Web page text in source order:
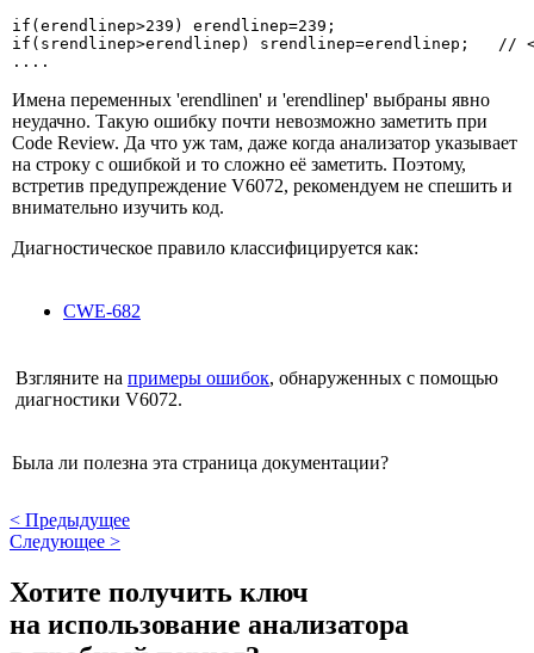
if(erendlinep>239) erendlinep=239;
if(srendlinep>erendlinep) srendlinep=erendlinep;   //
....
Имена переменных 'erendlinen' и 'erendlinep' выбраны явно
неудачно. Такую ошибку почти невозможно заметить при
Code Review. Да что уж там, даже когда анализатор указывает
на строку с ошибкой и то сложно её заметить. Поэтому,
встретив предупреждение V6072, рекомендуем не спешить и
внимательно изучить код.
Диагностическое правило классифицируется как:
CWE-682
Взгляните на примеры ошибок, обнаруженных с помощью
диагностики V6072.
Была ли полезна эта страница документации?
< Предыдущее
Следующее >
Хотите получить ключ
на использование анализатора